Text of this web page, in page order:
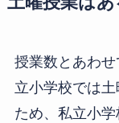
授業数とあわ
立小学校では
ため、私立小